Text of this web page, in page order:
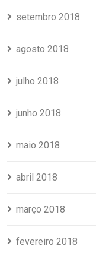
setembro 2018
agosto 2018
julho 2018
junho 2018
maio 2018
abril 2018
março 2018
fevereiro 2018